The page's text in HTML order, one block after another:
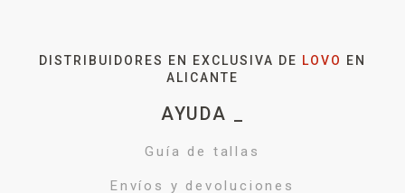
DISTRIBUIDORES EN EXCLUSIVA DE LOVO
EN
ALICANTE
AYUDA _
Guía de tallas
Envíos y devoluciones